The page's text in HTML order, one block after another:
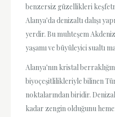
benzersiz güzellikleri
Alanya'da denizaltı dalışı
yerdir. Bu muhteşem
yaşamı ve büyüleyici sualtı
Alanya'nın kristal
biyoçeşitlilikleriyle bilinen
noktalarından biridir.
kadar zengin olduğunu